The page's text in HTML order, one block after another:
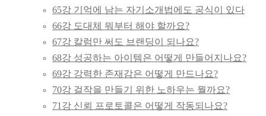
65강 기억에 남는 자기소개법에도 공식이 있다
66강 도대체 뭐부터 해야 할까요?
67강 칼럼만 써도 브랜딩이 되나요?
68강 성공하는 아이템은 어떻게 만들어지나요?
69강 강력한 존재감은 어떻게 만드나요?
70강 걸작을 만들기 위한 노하우는 뭘까요?
71강 신뢰 프로토콜은 어떻게 작동되나요?